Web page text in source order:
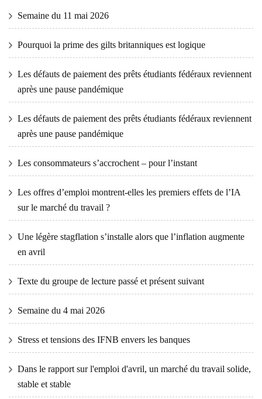
Semaine du 11 mai 2026
Pourquoi la prime des gilts britanniques est logique
Les défauts de paiement des prêts étudiants fédéraux reviennent
après une pause pandémique
Les défauts de paiement des prêts étudiants fédéraux reviennent
après une pause pandémique
Les consommateurs s’accrochent – ​​pour l’instant
Les offres d’emploi montrent-elles les premiers effets de l’IA
sur le marché du travail ?
Une légère stagflation s’installe alors que l’inflation augmente
en avril
Texte du groupe de lecture passé et présent suivant
Semaine du 4 mai 2026
Stress et tensions des IFNB envers les banques
Dans le rapport sur l'emploi d'avril, un marché du travail solide,
stable et stable